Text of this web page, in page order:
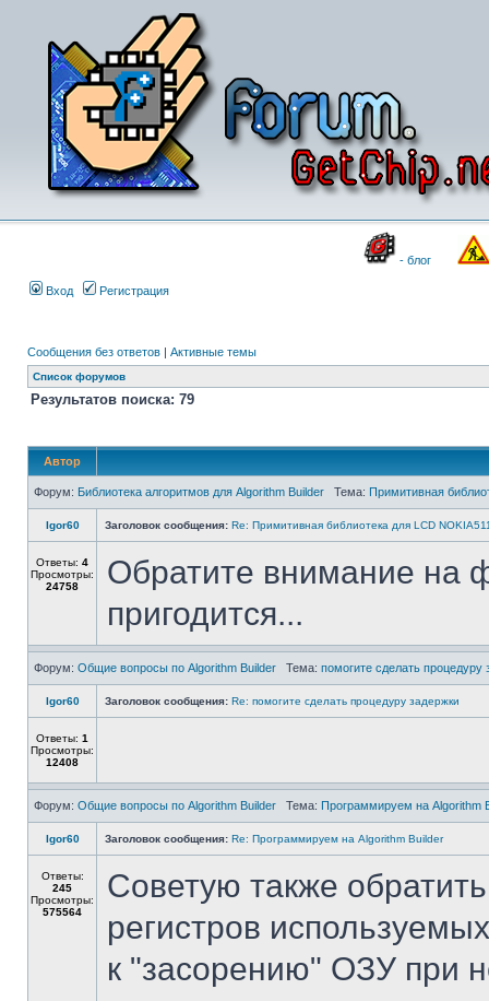
- блог
Вход Регистрация
Сообщения без ответов | Активные темы
Список форумов
Результатов поиска: 79
Автор
Форум: Библиотека алгоритмов для Algorithm Builder Тема: Примитивная
Igor60 Заголовок сообщения: Re: Примитивная библиотека для LCD
Ответы: 4
Просмотры:
24758
Обратите внимание на
пригодится...
Форум: Общие вопросы по Algorithm Builder Тема: помогите сделать процедуру
Igor60 Заголовок сообщения: Re: помогите сделать процедуру задержки
Ответы: 1
Просмотры:
12408
Форум: Общие вопросы по Algorithm Builder Тема: Программируем на Algorithm
Igor60 Заголовок сообщения: Re: Программируем на Algorithm Builder
Ответы:
245
Просмотры:
575564
Советую также
регистров
к "засорению" ОЗУ при